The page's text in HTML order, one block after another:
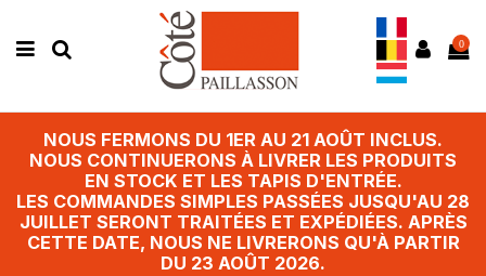
0
NOUS FERMONS DU 1ER AU 21 AOÛT INCLUS.
NOUS CONTINUERONS À LIVRER LES PRODUITS
EN STOCK ET LES TAPIS D'ENTRÉE.
LES COMMANDES SIMPLES PASSÉES JUSQU'AU 28
JUILLET SERONT TRAITÉES ET EXPÉDIÉES. APRÈS
CETTE DATE, NOUS NE LIVRERONS QU'À PARTIR
DU 23 AOÛT 2026.